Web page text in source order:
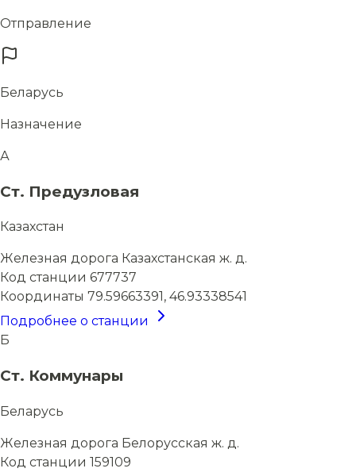
Отправление
Беларусь
Назначение
А
Ст. Предузловая
Казахстан
Железная дорога Казахстанская ж. д.
Код станции 677737
Координаты 79.59663391, 46.93338541
Подробнее о станции
Б
Ст. Коммунары
Беларусь
Железная дорога Белорусская ж. д.
Код станции 159109